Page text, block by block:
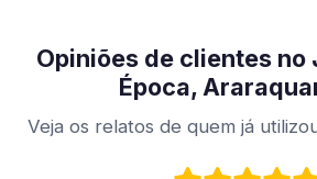
Opiniões de clientes no
Época,
Veja os relatos de quem já